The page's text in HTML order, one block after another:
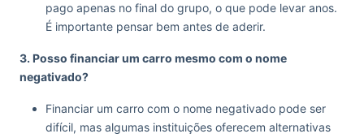
pago apenas no final do grupo, o que pode levar anos.
É importante pensar bem antes de aderir.
3. Posso financiar um carro mesmo com o nome
negativado?
Financiar um carro com o nome negativado pode ser
difícil, mas algumas instituições oferecem alternativas